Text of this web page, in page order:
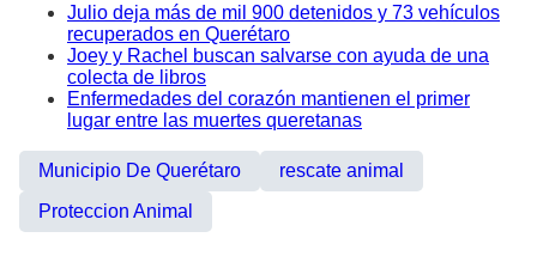
Julio deja más de mil 900 detenidos y 73 vehículos
recuperados en Querétaro
Joey y Rachel buscan salvarse con ayuda de una
colecta de libros
Enfermedades del corazón mantienen el primer
lugar entre las muertes queretanas
Municipio De Querétaro
rescate animal
Proteccion Animal